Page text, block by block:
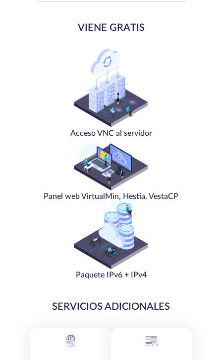
VIENE GRATIS
Acceso VNC al servidor
Panel web VirtualMin, Hestia, VestaCP
Paquete IPv6 + IPv4
SERVICIOS ADICIONALES